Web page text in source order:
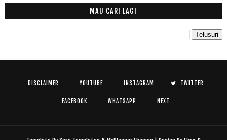
MAU CARI LAGI
DISCLAIMER YOUTUBE INSTAGRAM TWITTER
FACEBOOK WHATSAPP NEXT